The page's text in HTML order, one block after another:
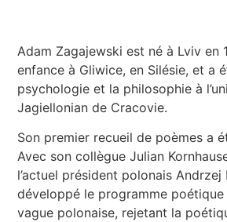
Adam Zagajewski est né à Lviv en
enfance à Gliwice, en Silésie, et a
psychologie et la philosophie à
Jagiellonian de Cracovie.
Son premier recueil de poèmes a
Avec son collègue Julian
l’actuel président polonais Andrzej
développé le programme
vague polonaise, rejetant la